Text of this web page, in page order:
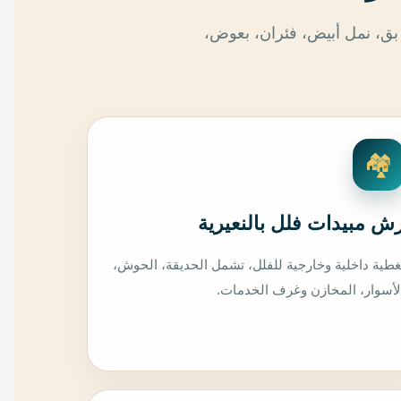
نمل أبيض، فئران، بعوض،
🏘️
مبيدات فلل بالنعيرية
داخلية وخارجية للفلل، تشمل الحديقة، الحوش،
المخازن وغرف الخدمات.